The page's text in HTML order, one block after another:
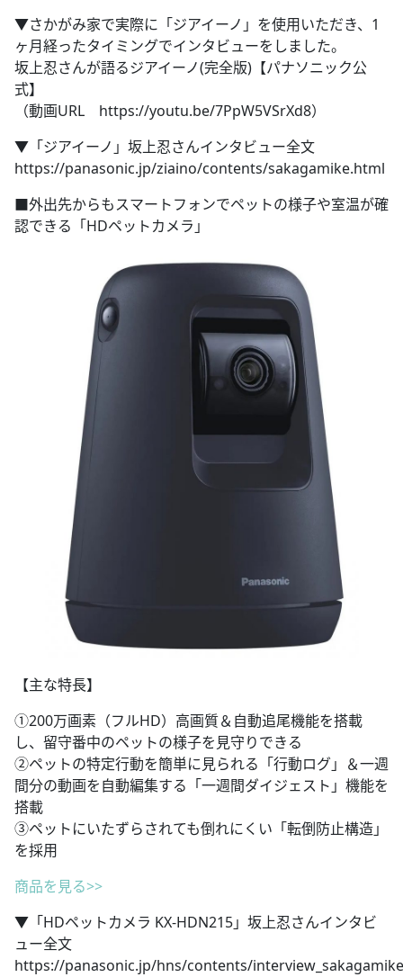
▼さかがみ家で実際に「ジアイーノ」を使用いただき、1
ヶ月経ったタイミングでインタビューをしました。
坂上忍さんが語るジアイーノ(完全版)【パナソニック公
式】
（動画URL https://youtu.be/7PpW5VSrXd8）
​▼「ジアイーノ」坂上忍さんインタビュー全文
https://panasonic.jp/ziaino/contents/sakagamike.html
■外出先からもスマートフォンでペットの様子や室温が確
認できる「HDペットカメラ」
【主な特長】
①200万画素（フルHD）高画質＆自動追尾機能を搭載
し、留守番中のペットの様子を見守りできる
②ペットの特定行動を簡単に見られる「行動ログ」＆一週
間分の動画を自動編集する「一週間ダイジェスト」機能を
搭載
③ペットにいたずらされても倒れにくい「転倒防止構造」
を採用
商品を見る>>
▼「HDペットカメラ KX-HDN215」坂上忍さんインタビ
ュー全文
https://panasonic.jp/hns/contents/